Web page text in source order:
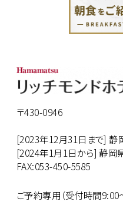
〒430-0946
[2023年12月31日まで] 静
[2024年1月1日から] 静岡
FAX:053-450-5585
ご予約専用（受付時間9:00